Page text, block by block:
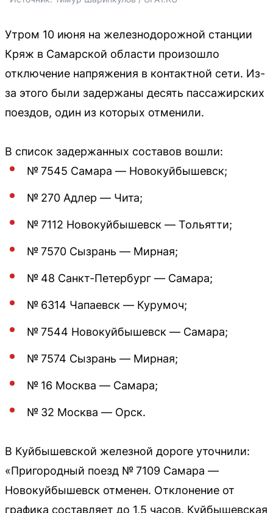
Утром 10 июня на железнодорожной станции
Кряж в Самарской области произошло
отключение напряжения в контактной сети. Из-
за этого были задержаны десять пассажирских
поездов, один из которых отменили.
В список задержанных составов вошли:
№ 7545 Самара — Новокуйбышевск;
№ 270 Адлер — Чита;
№ 7112 Новокуйбышевск — Тольятти;
№ 7570 Сызрань — Мирная;
№ 48 Санкт-Петербург — Самара;
№ 6314 Чапаевск — Курумоч;
№ 7544 Новокуйбышевск — Самара;
№ 7574 Сызрань — Мирная;
№ 16 Москва — Самара;
№ 32 Москва — Орск.
В Куйбышевской железной дороге уточнили:
«Пригородный поезд № 7109 Самара —
Новокуйбышевск отменен. Отклонение от
графика составляет до 1,5 часов. Куйбышевская